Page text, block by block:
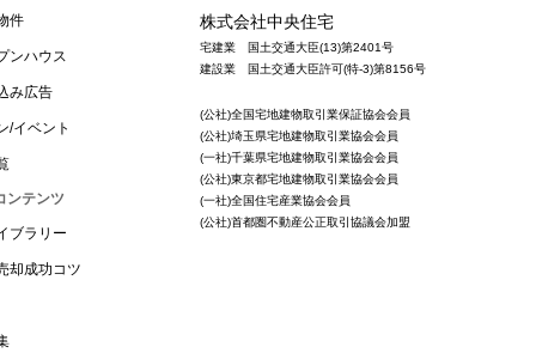
件
ンハウス
み広告
/イベント
ンテンツ
ブラリー
却成功コツ
株式会社中央住宅
宅建業 国土交通大臣(13)第2401号
建設業 国土交通大臣許可(特-3)第8156号
(公社)全国宅地建物取引業保証協会会員
(公社)埼玉県宅地建物取引業協会会員
(一社)千葉県宅地建物取引業協会会員
(公社)東京都宅地建物取引業協会会員
(一社)全国住宅産業協会会員
(公社)首都圏不動産公正取引協議会加盟